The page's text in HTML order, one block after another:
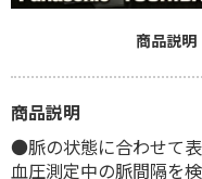
商品説明
商品説明
●脈の状態に合わせて
血圧測定中の脈間隔を